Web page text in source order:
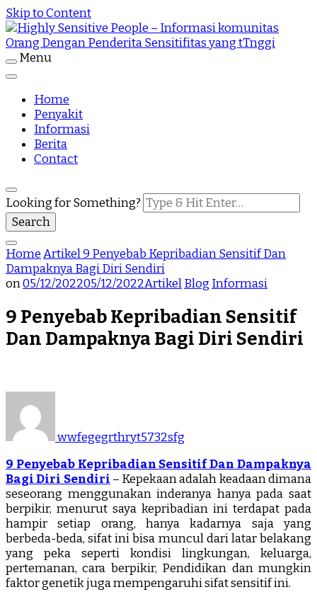
Skip to Content
Highly Sensitive People – Informasi
komunitas Orang Dengan Penderita
Sensitifitas yang tTnggi
Penderita Sensitifitas yang tTnggi
Menu
Home
Penyakit
Informasi
Berita
Contact
Looking for Something?
HomeArtikel9 Penyebab Kepribadian Sensitif Dan
Dampaknya Bagi Diri Sendiri
on05/12/202205/12/2022ArtikelBlog Informasi
9 Penyebab Kepribadian Sensitif
Dan Dampaknya Bagi Diri Sendiri
wwfegegrthryt5732sfg
9 Penyebab Kepribadian Sensitif Dan Dampaknya
Bagi Diri Sendiri – Kepekaan adalah keadaan dimana
seseorang menggunakan inderanya hanya pada saat
berpikir, menurut saya kepribadian ini terdapat pada
hampir setiap orang, hanya kadarnya saja yang
berbeda-beda, sifat ini bisa muncul dari latar belakang
yang peka seperti kondisi lingkungan, keluarga,
pertemanan, cara berpikir, Pendidikan dan mungkin
faktor genetik juga mempengaruhi sifat sensitif ini.